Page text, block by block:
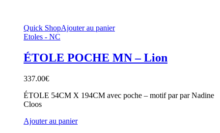
Quick ShopAjouter au panier
Etoles - NC
ÉTOLE POCHE MN – Lion
337.00€
ÉTOLE 54CM X 194CM avec poche – motif par par Nadine
Cloos
Ajouter au panier